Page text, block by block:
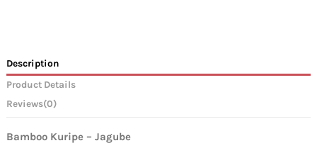
Description
Product Details
Reviews(0)
Bamboo Kuripe – Jagube